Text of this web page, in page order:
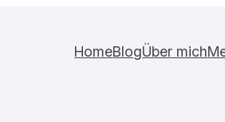
HomeBlogÜber mich